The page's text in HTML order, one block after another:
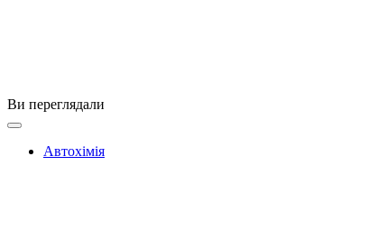
Ви переглядали
Автохімія